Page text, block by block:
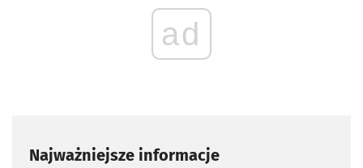
ad
Najważniejsze informacje